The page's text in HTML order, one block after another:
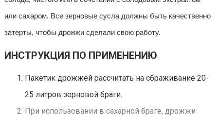
или сахаром. Все зерновые сусла должны быть качественно
затерты, чтобы дрожжи сделали свою работу.
ИНСТРУКЦИЯ ПО ПРИМЕНЕНИЮ
Пакетик дрожжей рассчитать на сбраживание 20-
25 литров зерновой браги.
При использовании в сахарной браге, дрожжи